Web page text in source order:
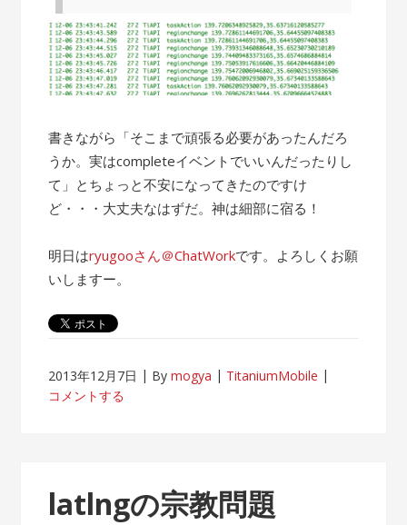
書きながら「そこまで頑張る必要があったんだろ
うか。実はcompleteイベントでいいんだったりし
て」とちょっと不安になってきたのですけ
ど・・・大丈夫なはずだ。神は細部に宿る！
明日はryugooさん＠ChatWorkです。よろしくお願
いしますー。
2013年12月7日 Bymogya
TitaniumMobile
コメントする
latlngの宗教問題